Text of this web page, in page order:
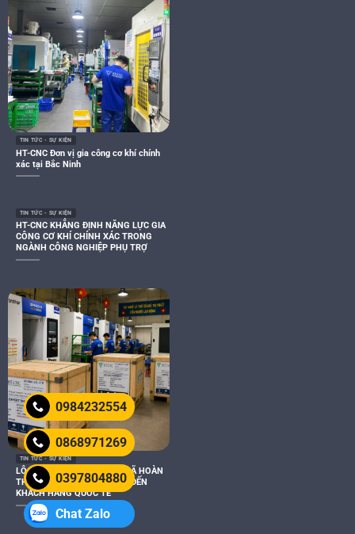
TIN TỨC - SỰ KIỆN
HT-CNC Đơn vị gia công cơ khí chính
xác tại Bắc Ninh
TIN TỨC - SỰ KIỆN
HT-CNC KHẲNG ĐỊNH NĂNG LỰC GIA
CÔNG CƠ KHÍ CHÍNH XÁC TRONG
NGÀNH CÔNG NGHIỆP PHỤ TRỢ
TIN TỨC - SỰ KIỆN
LÔ HÀNG XUẤT KHẨU USA ĐÃ HOÀN
THÀNH VÀ SẴN SÀNG GIAO ĐẾN
KHÁCH HÀNG QUỐC TẾ
0984232554
0868971269
0397804880
Chat Zalo